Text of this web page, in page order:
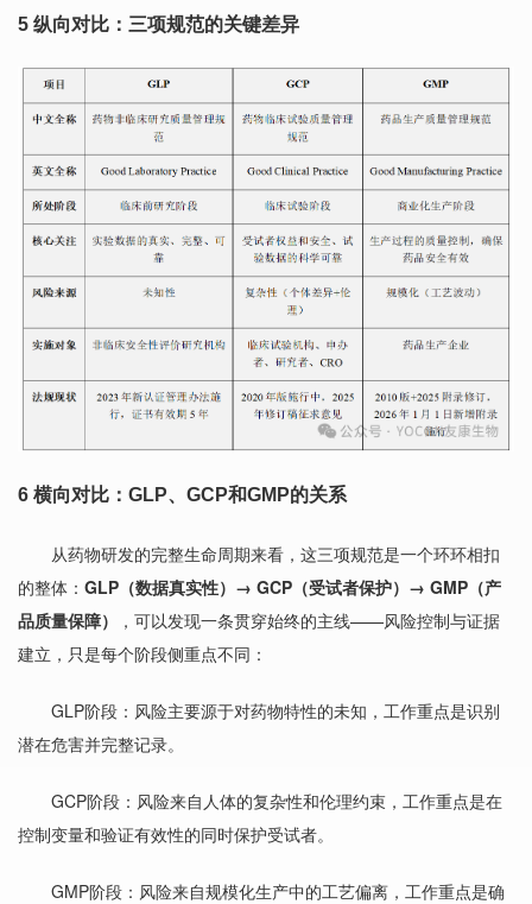
5 纵向对比：三项规范的关键差异
6 横向对比：GLP、GCP和GMP的关系
从药物研发的完整生命周期来看，这三项规范是一个环环相扣
的整体： GLP（数据真实性）→ GCP（受试者保护）→ GMP（产
品质量保障）
，可以发现一条贯穿始终的主线——风险控制与证据
建立，只是每个阶段侧重点不同：
GLP阶段：风险主要源于对药物特性的未知，工作重点是识别
潜在危害并完整记录。
GCP阶段：风险来自人体的复杂性和伦理约束，工作重点是在
控制变量和验证有效性的同时保护受试者。
GMP阶段：风险来自规模化生产中的工艺偏离，工作重点是确